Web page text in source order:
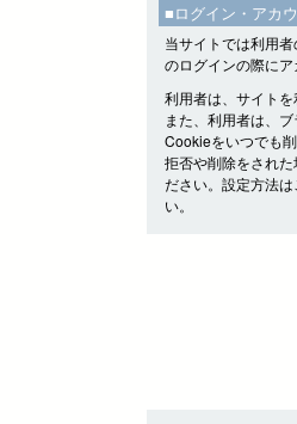
■ログイン・アカ
当サイトでは利用
のログインの際にア
利用者は、サイト
また、利用者は、
Cookieをいつでも
拒否や削除をされ
ださい。設定方法
い。